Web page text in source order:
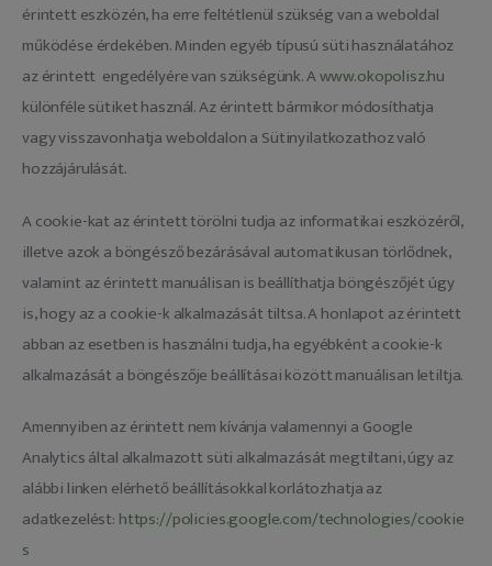
érintett eszközén, ha erre feltétlenül szükség van a weboldal
működése érdekében. Minden egyéb típusú süti használatához
az érintett engedélyére van szükségünk. Awww.okopolisz.hu
különféle sütiket használ. Az érintett bármikor módosíthatja
vagy visszavonhatja weboldalon a Sütinyilatkozathoz való
hozzájárulását.
A cookie-kat az érintett törölni tudja az informatikai eszközéről,
illetve azok a böngésző bezárásával automatikusan törlődnek,
valamint az érintett manuálisan is beállíthatja böngészőjét úgy
is, hogy az a cookie-k alkalmazását tiltsa. A honlapot az érintett
abban az esetben is használni tudja, ha egyébként a cookie-k
alkalmazását a böngészője beállításai között manuálisan letiltja.
Amennyiben az érintett nem kívánja valamennyi a Google
Analytics által alkalmazott süti alkalmazását megtiltani, úgy az
alábbi linken elérhető beállításokkal korlátozhatja az
adatkezelést: https://policies.google.com/technologies/cookie
s